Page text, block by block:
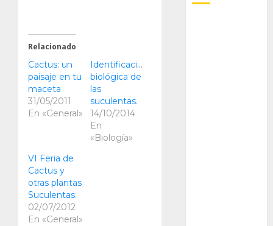
Relacionado
Cactus: un
paisaje en tu
maceta
31/05/2011
En «General»
Identificación
biológica de
las
suculentas.
14/10/2014
En
«Biología»
VI Feria de
Cactus y
otras plantas
Suculentas.
02/07/2012
En «General»